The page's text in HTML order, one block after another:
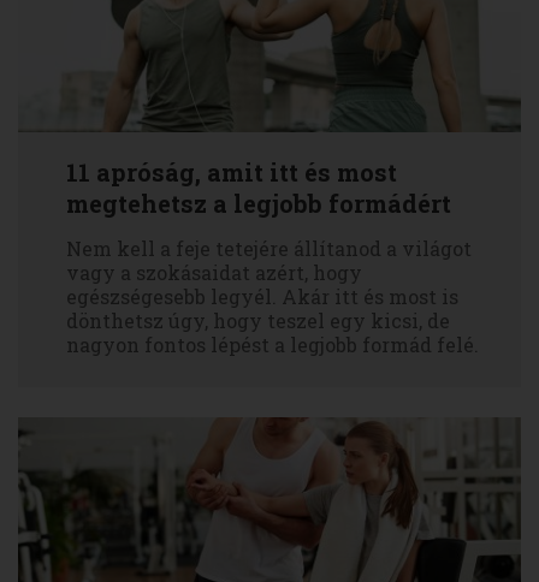
11 apróság, amit itt és most
megtehetsz a legjobb formádért
Nem kell a feje tetejére állítanod a világot
vagy a szokásaidat azért, hogy
egészségesebb legyél. Akár itt és most is
dönthetsz úgy, hogy teszel egy kicsi, de
nagyon fontos lépést a legjobb formád felé.